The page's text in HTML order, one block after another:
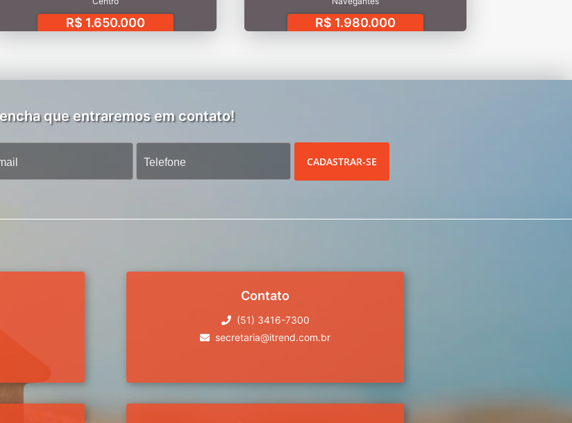
R$ 1.650.000 R$ 1.980.000
que entraremos em contato!
CADASTRAR-SE
Contato
(51) 3416-7300
secretaria@itrend.com.br